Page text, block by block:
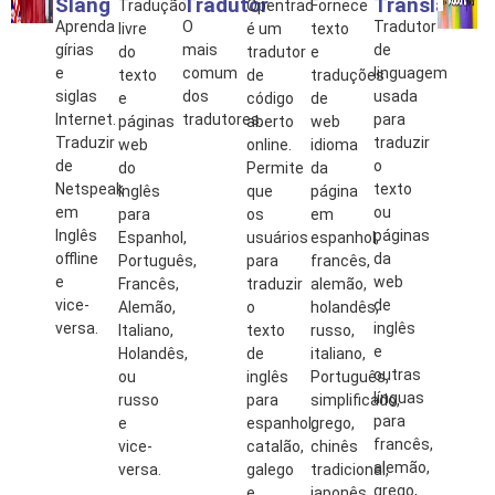
Aprenda
gírias
e
siglas
Internet.
Traduzir
de
Netspeak
em
Inglês
offline
e
vice-
versa.
Tradução
livre
do
texto
e
páginas
web
do
Inglês
para
Espanhol,
Português,
Francês,
Alemão,
Italiano,
Holandês,
ou
russo
e
vice-
versa.
O
mais
comum
dos
tradutores.
Opentrad
é um
tradutor
de
código
aberto
online.
Permite
que
os
usuários
para
traduzir
o
texto
de
inglês
para
espanhol,
catalão,
galego
Fornece
texto
e
traduções
de
web
idioma
da
página
em
espanhol,
francês,
alemão,
holandês,
russo,
italiano,
Português,
simplificado,
grego,
chinês
tradicional,
Tradutor
de
linguagem
usada
para
traduzir
o
texto
ou
páginas
da
web
de
inglês
e
outras
línguas
para
francês,
alemão,
grego,